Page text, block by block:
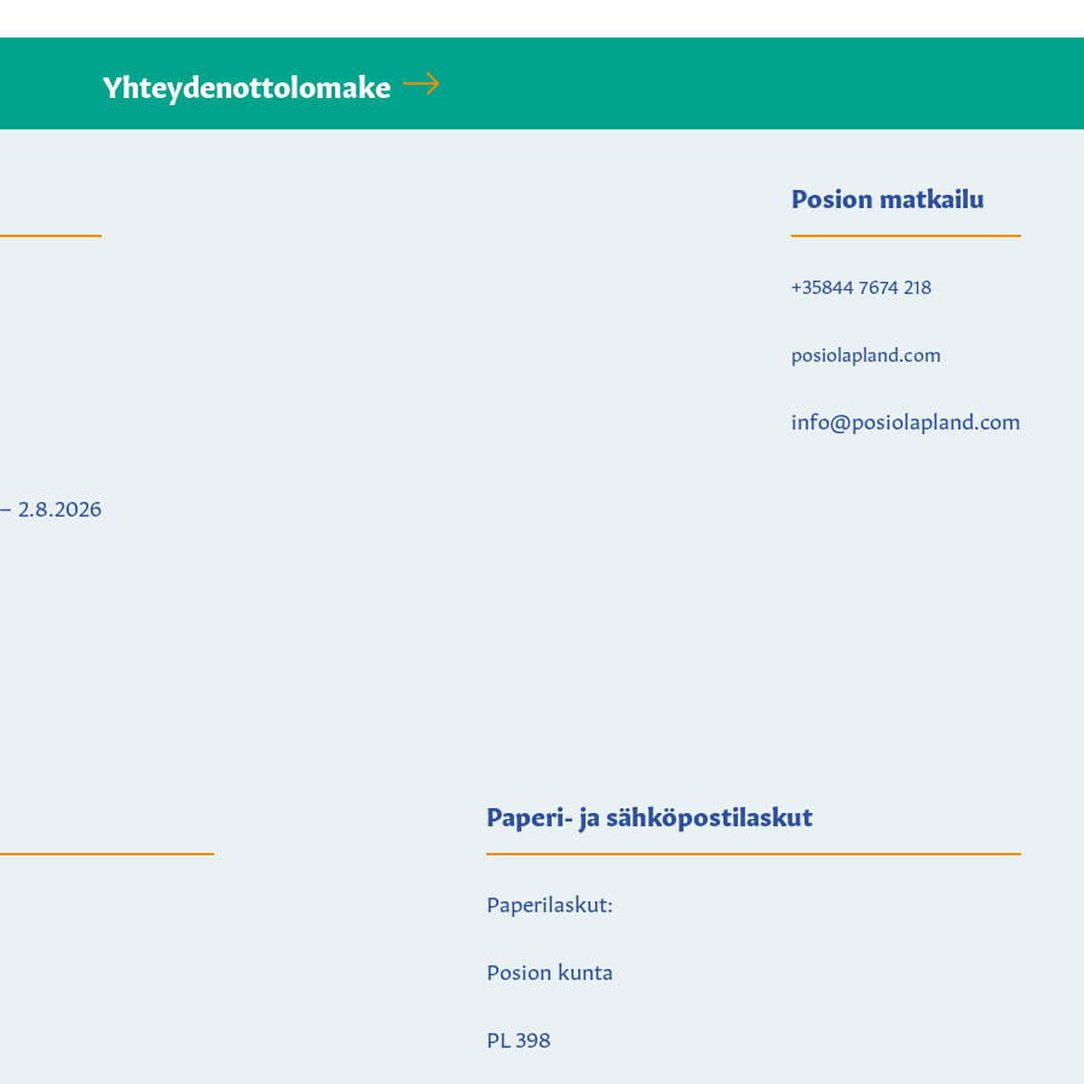
Yhteydenottolomake
2.8.2026
Posion matkailu
+35844 7674 218
posiolapland.com
info@posiolapland.com
Paperi- ja sähköpostilaskut
Paperilaskut:
Posion kunta
PL 398